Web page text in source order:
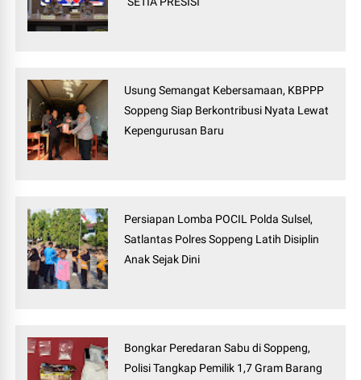
Usung Semangat Kebersamaan, KBPPP
Soppeng Siap Berkontribusi Nyata Lewat
Kepengurusan Baru
Persiapan Lomba POCIL Polda Sulsel,
Satlantas Polres Soppeng Latih Disiplin
Anak Sejak Dini
Bongkar Peredaran Sabu di Soppeng,
Polisi Tangkap Pemilik 1,7 Gram Barang